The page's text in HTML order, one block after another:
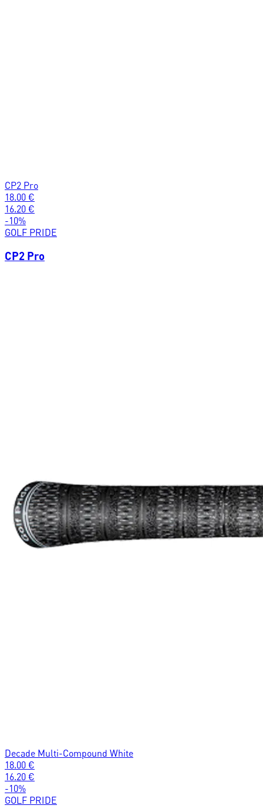
CP2 Pro
18.00 €
16.20 €
-10%
GOLF PRIDE
CP2 Pro
Decade Multi-Compound White
18.00 €
16.20 €
-10%
GOLF PRIDE